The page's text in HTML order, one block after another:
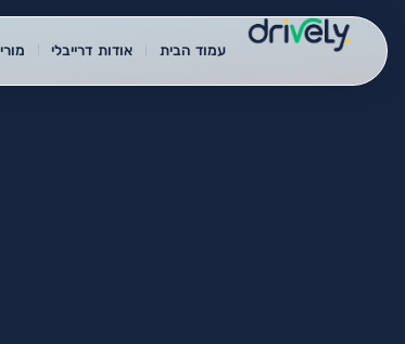
עמוד הבית אודות דרייבלי